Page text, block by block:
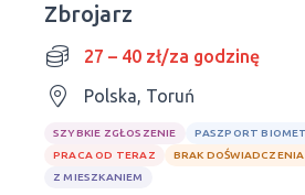
Zbrojarz
27 – 40 zł/za godzinę
Polska, Toruń
SZYBKIE ZGŁOSZENIE
PASZPORT
PRACA OD TERAZ
BRAK
Z MIESZKANIEM